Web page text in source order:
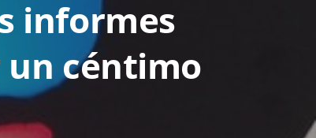
informes
céntimo